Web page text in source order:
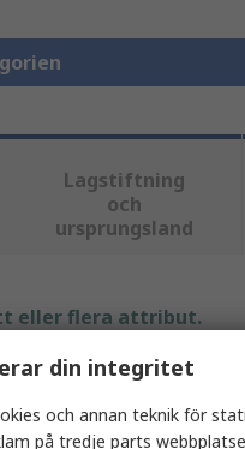
Lagstiftning
och
ursprungsland
eller flera attribut.
Värde
Phoenix
din integritet
och annan teknik för
på tredje parts